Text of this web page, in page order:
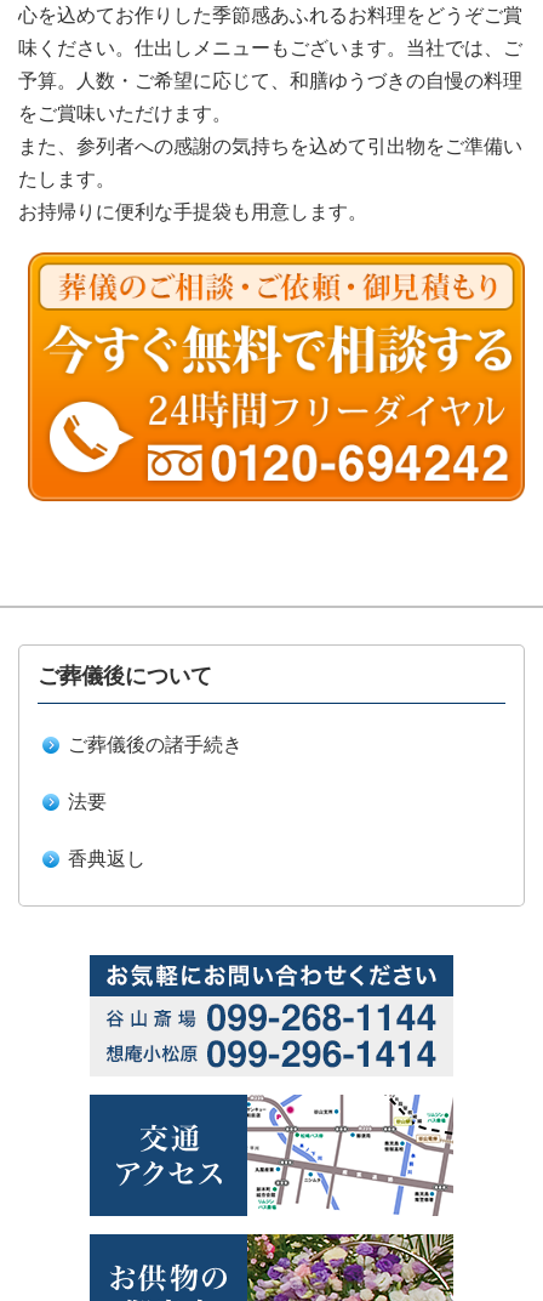
心を込めてお作りした季節感あふれるお料理をどうぞご賞
味ください。仕出しメニューもございます。当社では、ご
予算。人数・ご希望に応じて、和膳ゆうづきの自慢の料理
をご賞味いただけます。
また、参列者への感謝の気持ちを込めて引出物をご準備い
たします。
お持帰りに便利な手提袋も用意します。
ご葬儀後について
ご葬儀後の諸手続き
法要
香典返し